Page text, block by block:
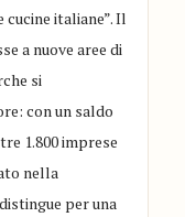
italiane”. Il
a nuove aree di
si
con un saldo
1.800 imprese
nella
per una